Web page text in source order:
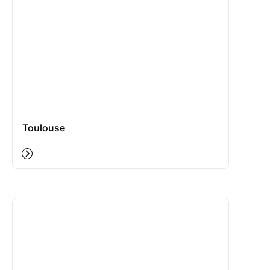
Toulouse